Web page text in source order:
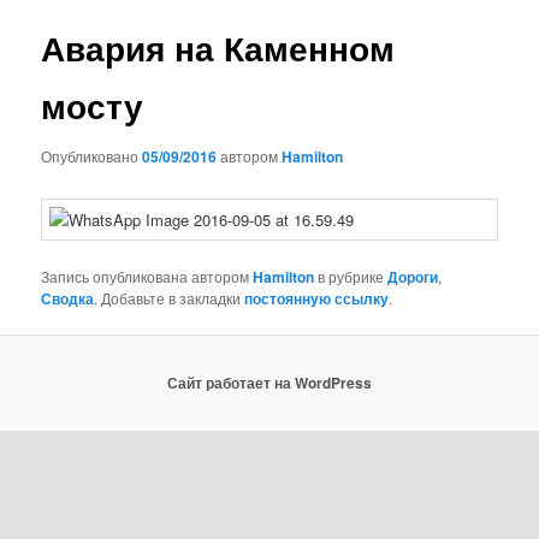
Авария на Каменном
мосту
Опубликовано05/09/2016авторомHamilton
Запись опубликована авторомHamiltonв рубрикеДороги,
Сводка. Добавьте в закладкипостоянную ссылку.
Сайт работает на WordPress